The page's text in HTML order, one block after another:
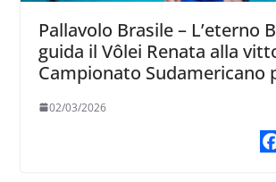
Pallavolo Brasile – L’eterno
guida il Vôlei Renata alla
Campionato Sudamericano
02/03/2026